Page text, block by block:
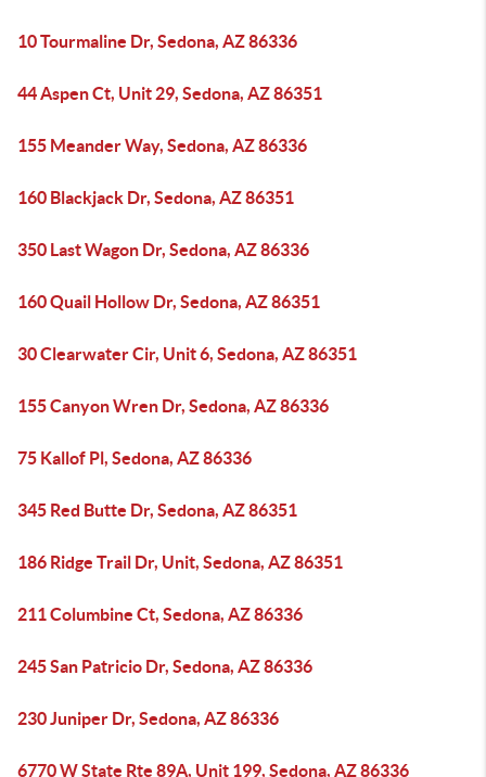
10 Tourmaline Dr, Sedona, AZ 86336
44 Aspen Ct, Unit 29, Sedona, AZ 86351
155 Meander Way, Sedona, AZ 86336
160 Blackjack Dr, Sedona, AZ 86351
350 Last Wagon Dr, Sedona, AZ 86336
160 Quail Hollow Dr, Sedona, AZ 86351
30 Clearwater Cir, Unit 6, Sedona, AZ 86351
155 Canyon Wren Dr, Sedona, AZ 86336
75 Kallof Pl, Sedona, AZ 86336
345 Red Butte Dr, Sedona, AZ 86351
186 Ridge Trail Dr, Unit, Sedona, AZ 86351
211 Columbine Ct, Sedona, AZ 86336
245 San Patricio Dr, Sedona, AZ 86336
230 Juniper Dr, Sedona, AZ 86336
6770 W State Rte 89A, Unit 199, Sedona, AZ 86336